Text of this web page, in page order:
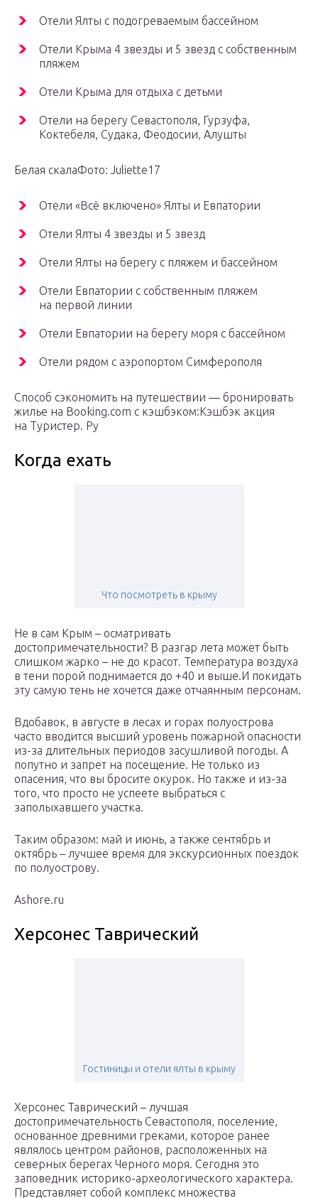
Отели Ялты с подогреваемым бассейном
Отели Крыма 4 звезды и 5 звезд с собственным
пляжем
Отели Крыма для отдыха с детьми
Отели на берегу Севастополя, Гурзуфа,
Коктебеля, Судака, Феодосии, Алушты
Белая скалаФото: Juliette17
Отели «Всё включено» Ялты и Евпатории
Отели Ялты 4 звезды и 5 звезд
Отели Ялты на берегу с пляжем и бассейном
Отели Евпатории с собственным пляжем
на первой линии
Отели Евпатории на берегу моря с бассейном
Отели рядом с аэропортом Симферополя
Способ сэкономить на путешествии — бронировать
жилье на Booking.com с кэшбэком:Кэшбэк акция
на Туристер. Ру
Когда ехать
Что посмотреть в крыму
Не в сам Крым – осматривать
достопримечательности? В разгар лета может быть
слишком жарко – не до красот. Температура воздуха
в тени порой поднимается до +40 и выше.И покидать
эту самую тень не хочется даже отчаянным персонам.
Вдобавок, в августе в лесах и горах полуострова
часто вводится высший уровень пожарной опасности
из-за длительных периодов засушливой погоды. А
попутно и запрет на посещение. Не только из
опасения, что вы бросите окурок. Но также и из-за
того, что просто не успеете выбраться с
заполыхавшего участка.
Таким образом: май и июнь, а также сентябрь и
октябрь – лучшее время для экскурсионных поездок
по полуострову.
Ashore.ru
Херсонес Таврический
Гостиницы и отели ялты в крыму
Херсонес Таврический – лучшая
достопримечательность Севастополя, поселение,
основанное древними греками, которое ранее
являлось центром районов, расположенных на
северных берегах Черного моря. Сегодня это
заповедник историко-археологического характера.
Представляет собой комплекс множества